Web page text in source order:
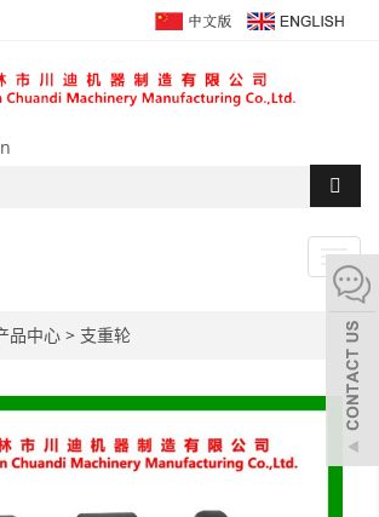
品中心 > 支重轮